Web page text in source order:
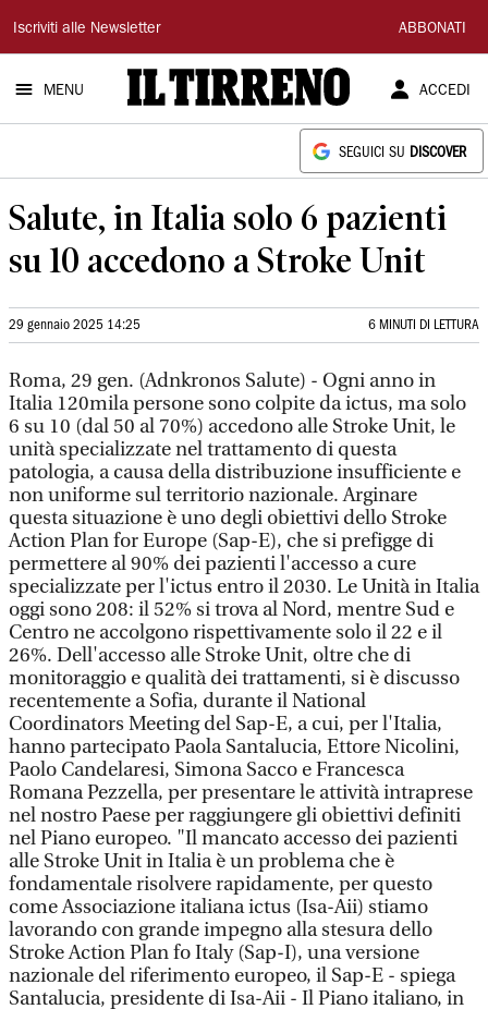
Il
Tirreno
Iscriviti alle Newsletter ABBONATI
MENU ACCEDI
SEGUICI SU DISCOVER
Salute, in Italia solo 6 pazienti
su 10 accedono a Stroke Unit
29 gennaio 2025 14:25 6 MINUTI DI LETTURA
Roma, 29 gen. (Adnkronos Salute) - Ogni anno in
Italia 120mila persone sono colpite da ictus, ma solo
6 su 10 (dal 50 al 70%) accedono alle Stroke Unit, le
unità specializzate nel trattamento di questa
patologia, a causa della distribuzione insufficiente e
non uniforme sul territorio nazionale. Arginare
questa situazione è uno degli obiettivi dello Stroke
Action Plan for Europe (Sap-E), che si prefigge di
permettere al 90% dei pazienti l'accesso a cure
specializzate per l'ictus entro il 2030. Le Unità in Italia
oggi sono 208: il 52% si trova al Nord, mentre Sud e
Centro ne accolgono rispettivamente solo il 22 e il
26%. Dell'accesso alle Stroke Unit, oltre che di
monitoraggio e qualità dei trattamenti, si è discusso
recentemente a Sofia, durante il National
Coordinators Meeting del Sap-E, a cui, per l'Italia,
hanno partecipato Paola Santalucia, Ettore Nicolini,
Paolo Candelaresi, Simona Sacco e Francesca
Romana Pezzella, per presentare le attività intraprese
nel nostro Paese per raggiungere gli obiettivi definiti
nel Piano europeo. "Il mancato accesso dei pazienti
alle Stroke Unit in Italia è un problema che è
fondamentale risolvere rapidamente, per questo
come Associazione italiana ictus (Isa-Aii) stiamo
lavorando con grande impegno alla stesura dello
Stroke Action Plan fo Italy (Sap-I), una versione
nazionale del riferimento europeo, il Sap-E - spiega
Santalucia, presidente di Isa-Aii - Il Piano italiano, in